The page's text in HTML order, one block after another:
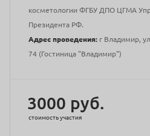
косметологии ФГБУ ДПО ЦГМА
Президента РФ.
Адрес проведения: г Владимир,
74 (Гостиница "Владимир")
3000 руб.
стоимость участия